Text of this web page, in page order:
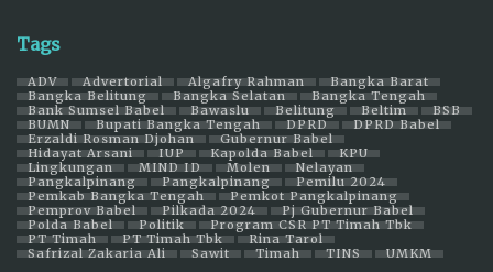
Tags
ADV Advertorial Algafry Rahman
Bangka Barat
Bangka Belitung
Bangka Selatan
Bangka Tengah
Bank Sumsel Babel
Bawaslu Belitung Beltim
BSB
BUMN
Bupati Bangka Tengah DPRD
DPRD Babel
Erzaldi Rosman Djohan
Gubernur Babel
Hidayat Arsani
IUP Kapolda Babel
KPU
Lingkungan
MIND ID Molen
Nelayan
Pangkalpinang
Pangkalpinang
Pemilu 2024
Pemkab Bangka Tengah
Pemkot Pangkalpinang
Pemprov Babel
Pilkada 2024
Pj Gubernur Babel
Polda Babel
Politik
Program CSR PT Timah Tbk
PT Timah
PT Timah Tbk
Rina Tarol
Safrizal Zakaria Ali
Sawit Timah TINS UMKM